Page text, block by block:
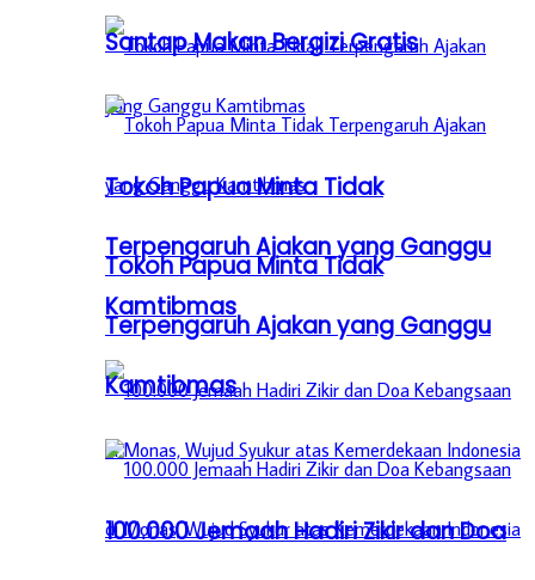
Tokoh Papua Minta Tidak
Terpengaruh Ajakan yang Ganggu
Kamtibmas
100.000 Jemaah Hadiri Zikir dan Doa
Santap Makan Bergizi Gratis
Tokoh Papua Minta Tidak
Terpengaruh Ajakan yang Ganggu
Kamtibmas